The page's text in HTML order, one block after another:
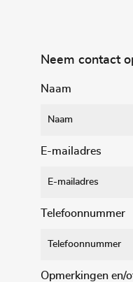
Neem contact
Naam
E-mailadres
Telefoonnummer
Opmerkingen en/